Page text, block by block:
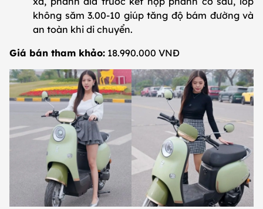
không săm 3.00-10 giúp tăng độ bám đường và
an toàn khi di chuyển.
Giá bán tham khảo: 18.990.000 VNĐ